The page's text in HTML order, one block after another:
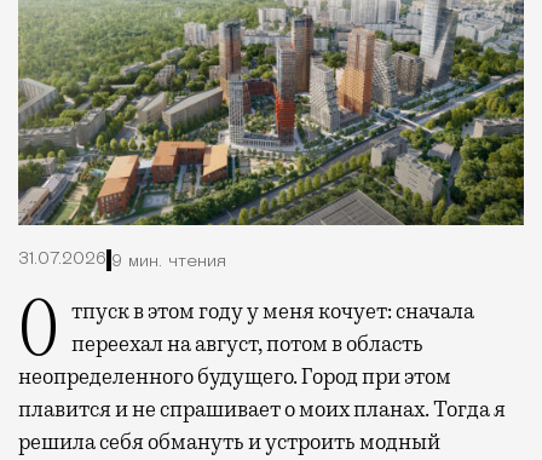
31.07.2026 9 мин. чтения
Отпуск в этом году у меня кочует: сначала переехал на август, потом в область
неопределенного будущего. Город при этом
плавится и не спрашивает о моих планах. Тогда я
решила себя обмануть и устроить модный